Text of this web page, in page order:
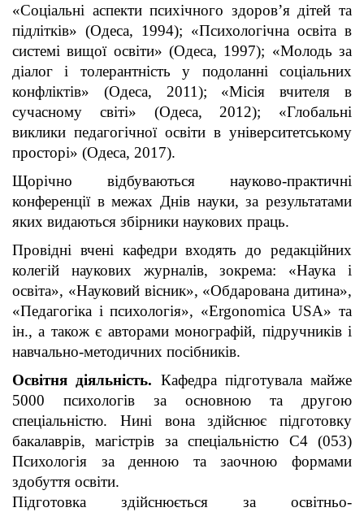
«Соціальні аспекти психічного здоров’я дітей та
підлітків» (Одеса, 1994); «Психологічна освіта в
системі вищої освіти» (Одеса, 1997); «Молодь за
діалог і толерантність у подоланні соціальних
конфліктів» (Одеса, 2011); «Місія вчителя в
сучасному світі» (Одеса, 2012); «Глобальні
виклики педагогічної освіти в університетському
просторі» (Одеса, 2017).
Щорічно відбуваються науково-практичні
конференції в межах Днів науки, за результатами
яких видаються збірники наукових праць.
Провідні вчені кафедри входять до редакційних
колегій наукових журналів, зокрема: «Наука і
освіта», «Науковий вісник», «Обдарована дитина»,
«Педагогіка і психологія», «Ergonomica USA» та
ін., а також є авторами монографій, підручників і
навчально-методичних посібників.
Освітня діяльність. Кафедра підготувала майже
5000 психологів за основною та другою
спеціальністю. Нині вона здійснює підготовку
бакалаврів, магістрів за спеціальністю С4 (053)
Психологія за денною та заочною формами
здобуття освіти.
Підготовка здійснюється за освітньо-